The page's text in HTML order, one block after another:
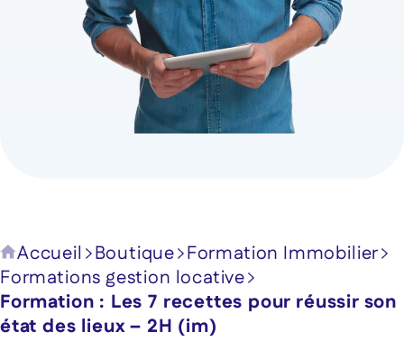
Accueil Boutique Formation Immobilier
Formations gestion locative
Formation : Les 7 recettes pour réussir son
état des lieux – 2H (im)